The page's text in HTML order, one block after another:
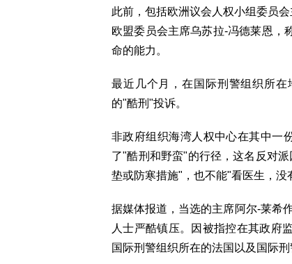
此前，包括欧洲议会人权小组委员
欧盟委员会主席乌苏拉-冯德莱恩，
命的能力。
最近几个月，在国际刑警组织所
的"酷刑"投诉。
非政府组织海湾人权中心在其中一
了"酷刑和野蛮"的行径，这名反对
垫或防寒措施"，也不能"看医生，没
据媒体报道，当选的主席阿尔-莱希
人士严酷镇压。因被指控在其政府
国际刑警组织所在的法国以及国际